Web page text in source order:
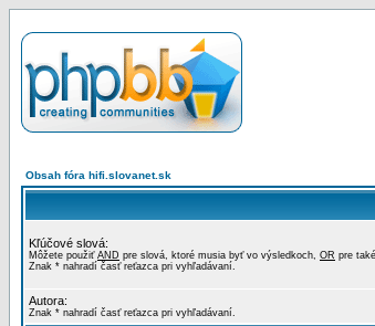
Obsah fóra hifi.slovanet.sk
Kľúčové slová:
Môžete použiť AND pre slová, ktoré musia byť vo výsledkoch, OR pre
Znak * nahradí časť reťazca pri vyhľadávaní.
Autora:
Znak * nahradí časť reťazca pri vyhľadávaní.